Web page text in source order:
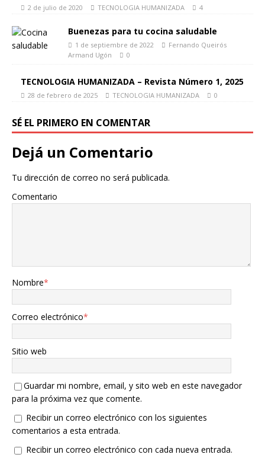
2 de julio de 2020 TECNOLOGIA HUMANIZADA 4
Buenezas para tu cocina saludable
1 de septiembre de 2022
Fernando Queirós
Armand Ugón
0
TECNOLOGIA HUMANIZADA – Revista Número 1, 2025
28 de febrero de 2025 TECNOLOGIA HUMANIZADA 0
SÉ EL PRIMERO EN COMENTAR
Dejá un Comentario
Tu dirección de correo no será publicada.
Comentario
Nombre*
Correo electrónico*
Sitio web
Guardar mi nombre, email, y sito web en este navegador
para la próxima vez que comente.
Recibir un correo electrónico con los siguientes
comentarios a esta entrada.
Recibir un correo electrónico con cada nueva entrada.